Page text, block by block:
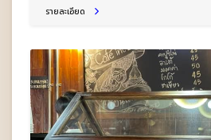
รายละเอียด